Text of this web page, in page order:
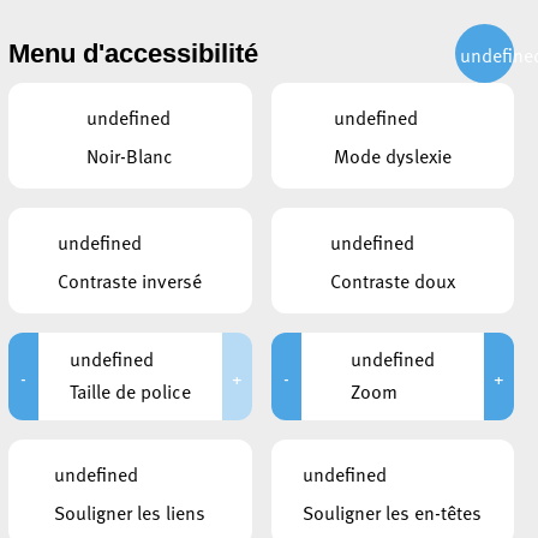
ACTUALITÉS PUBLICATIONS CONTACT
LIENS
Menu d'accessibilité
undefined
Noir-Blanc
undefined
Mode dyslexie
undefined
Contraste inversé
undefined
Contraste doux
-
undefined
Taille de police
+ -
undefined
Zoom
+
undefined
Souligner les liens
undefined
Souligner les en-têtes